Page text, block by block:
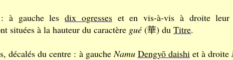
: à gauche lesdix ogresseset en vis-à-vis à droite leur
situées à la hauteur du caractère gué (華) du Titre.
décalés du centre : à gaucheNamu Dengyō daishiet à droite